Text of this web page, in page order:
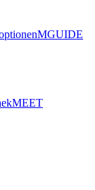
MGUIDE
MEET